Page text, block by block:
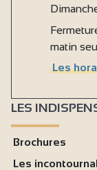
matin
Les
LES
Brochures
Les